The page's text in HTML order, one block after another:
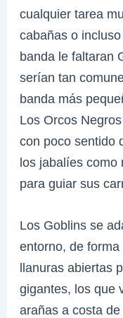
cualquier tarea
cabañas o
banda le faltaran
serían tan
banda más
Los Orcos
con poco sentido
los jabalíes como
para guiar sus
Los Goblins se
entorno, de
llanuras abiertas
gigantes, los que
arañas a costa